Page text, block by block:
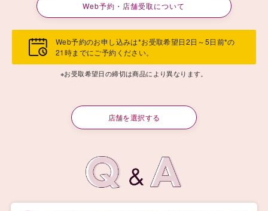
Web予約・店舗受取について
Web予約のお申し込みは*お受取希望日2日～5日前*の
21時までにご予約ください。
※お受取希望日の締切は商品により異なります。
店舗を選択する